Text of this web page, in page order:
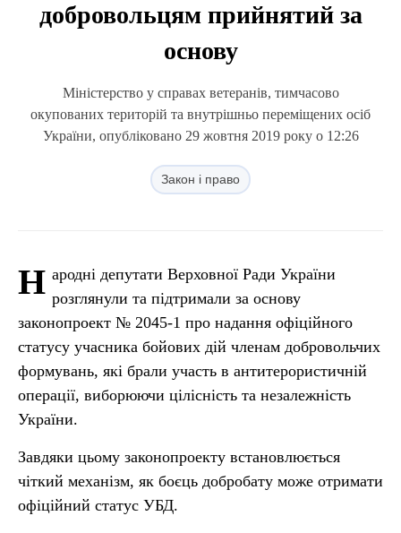
добровольцям прийнятий за
основу
Міністерство у справах ветеранів, тимчасово
окупованих територій та внутрішньо переміщених осіб
України, опубліковано 29 жовтня 2019 року о 12:26
Закон і право
Н ародні депутати Верховної Ради України
розглянули та підтримали за основу
законопроект № 2045-1 про надання офіційного
статусу учасника бойових дій членам добровольчих
формувань, які брали участь в антитерористичній
операції, виборюючи цілісність та незалежність
України.
Завдяки цьому законопроекту встановлюється
чіткий механізм, як боєць добробату може отримати
офіційний статус УБД.